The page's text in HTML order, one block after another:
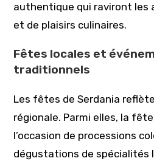
authentique qui raviront les
et de plaisirs culinaires.
Fêtes locales et
traditionnels
Les fêtes de Serdania
régionale. Parmi elles, la
l’occasion de processions
dégustations de spécialités